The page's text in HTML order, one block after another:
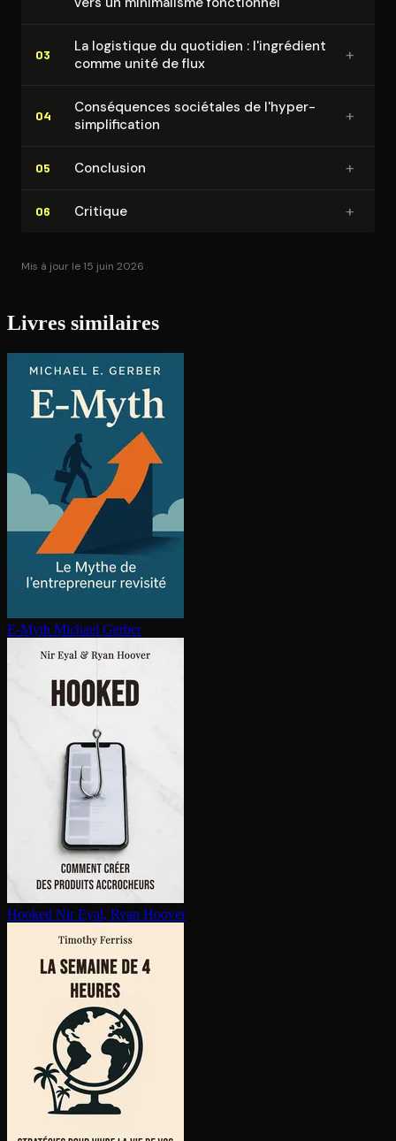
03
La logistique du quotidien : l'in­gré­dient
comme unité de flux
+
04
Consé­quences sociétales de l'hyper-
sim­pli­fi­ca­tion
+
05 Conclusion +
06 Critique +
Mis à jour le 15 juin 2026
Livres similaires
E-Myth Michael Gerber
Hooked Nir Eyal, Ryan Hoover